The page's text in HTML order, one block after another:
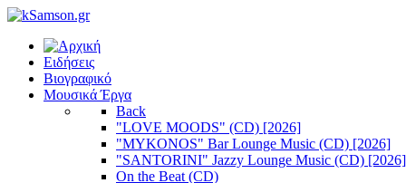
Ειδήσεις
Βιογραφικό
Μουσικά Έργα
Back
"LOVE MOODS" (CD) [2026]
"MYKONOS" Bar Lounge Music (CD) [2026]
"SANTORINI" Jazzy Lounge Music (CD) [2026]
On the Beat (CD)